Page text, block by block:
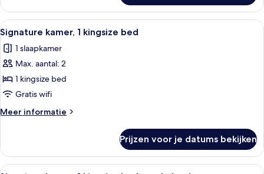
rolstoelgebruikers
laden
kamer,
queensize
bedden,
toegankelijk
voor
Alle
foto's
voor
Signature
kamer,
1
kingsize
bed
Een hotelkamer met een bed,
4
Signature kamer, 1 kingsize bed
1 slaapkamer
Max. aantal: 2
1 kingsize bed
Gratis wifi
Meer informatie
Meer
kamer,
Prijzen voor je datums bekijken
Alle
Signature kamer, 1 kingsize bed, op